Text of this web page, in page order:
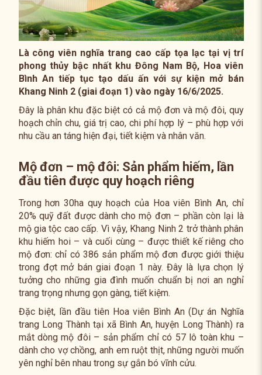
Là công viên nghĩa trang cao cấp tọa lạc tại vị trí
phong thủy bậc nhất khu Đông Nam Bộ, Hoa viên
Bình An tiếp tục tạo dấu ấn với sự kiện mở bán
Khang Ninh 2 (giai đoạn 1) vào ngày 16/6/2025.
Đây là phân khu đặc biệt có cả mộ đơn và mộ đôi, quy
hoạch chỉn chu, giá trị cao, chi phí hợp lý – phù hợp với
nhu cầu an táng hiện đại, tiết kiệm và nhân văn.
Mộ đơn – mộ đôi: Sản phẩm hiếm, lần
đầu tiên được quy hoạch riêng
Trong hơn 30ha quy hoạch của Hoa viên Bình An, chỉ
20% quỹ đất được dành cho mộ đơn – phần còn lại là
mộ gia tộc cao cấp. Vì vậy, Khang Ninh 2 trở thành phân
khu hiếm hoi – và cuối cùng – được thiết kế riêng cho
mộ đơn: chỉ có 386 sản phẩm mộ đơn được giới thiệu
trong đợt mở bán giai đoạn 1 này. Đây là lựa chọn lý
tưởng cho những gia đình muốn chuẩn bị nơi an nghỉ
trang trọng nhưng gọn gàng, tiết kiệm.
Đặc biệt, lần đầu tiên Hoa viên Bình An (Dự án Nghĩa
trang Long Thành tại xã Bình An, huyện Long Thành) ra
mắt dòng mộ đôi – sản phẩm chỉ có 57 lô toàn khu –
dành cho vợ chồng, anh em ruột thịt, những người muốn
yên nghỉ bên nhau trong sự gắn bó vĩnh cửu.